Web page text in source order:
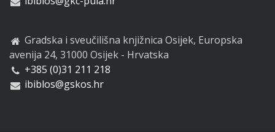
Gradska i sveučilišna knjižnica Osijek, Europska
avenija 24, 31000 Osijek - Hrvatska
+385 (0)31 211 218
ibiblos@gskos.hr